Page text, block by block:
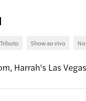
Show ao vivo
Harrah's Las Vegas